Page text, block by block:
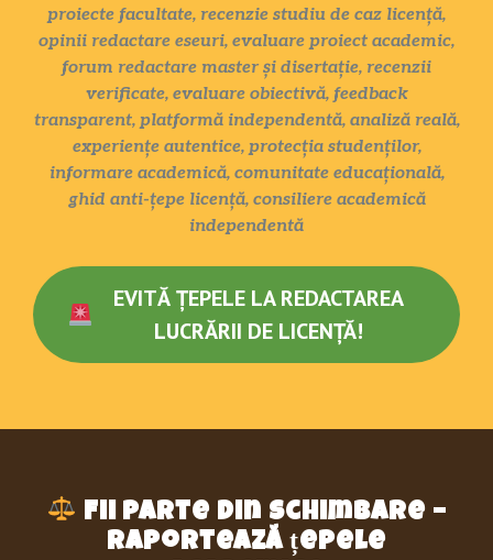
proiecte facultate, recenzie studiu de caz licență,
opinii redactare eseuri, evaluare proiect academic,
forum redactare master și disertație, recenzii
verificate, evaluare obiectivă, feedback
transparent, platformă independentă, analiză reală,
experiențe autentice, protecția studenților,
informare academică, comunitate educațională,
ghid anti-țepe licență, consiliere academică
independentă
EVITĂ ȚEPELE LA REDACTAREA
LUCRĂRII DE LICENȚĂ!
Fii parte din schimbare –
raportează țepele